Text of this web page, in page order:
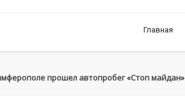
Главная
прошел автопробег «Стоп майдан»